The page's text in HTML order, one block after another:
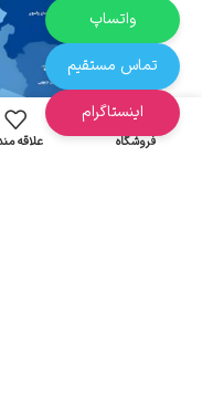
فروشگاه علاقه
واتساپ
تماس مستقیم
اینستاگرام